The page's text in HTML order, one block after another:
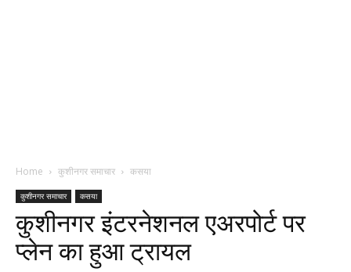
Home कुशीनगर समाचार कसया
कुशीनगर समाचार कसया
कुशीनगर इंटरनेशनल एअरपोर्ट पर
प्लेन का हुआ ट्रायल